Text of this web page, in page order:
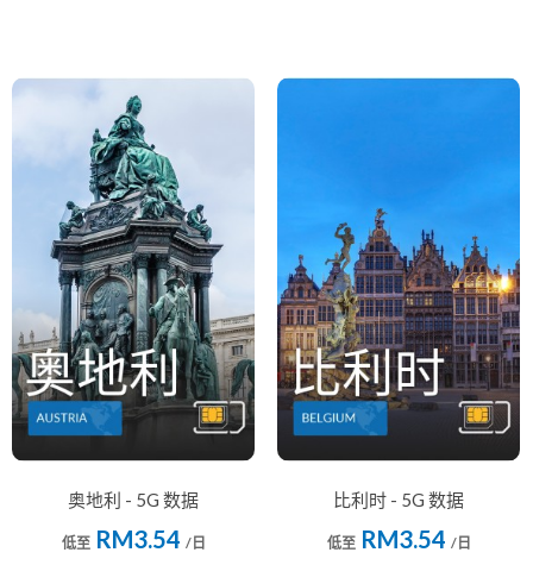
奥地利 - 5G 数据
低至RM3.54 /日
比利时 - 5G 数据
低至RM3.54 /日